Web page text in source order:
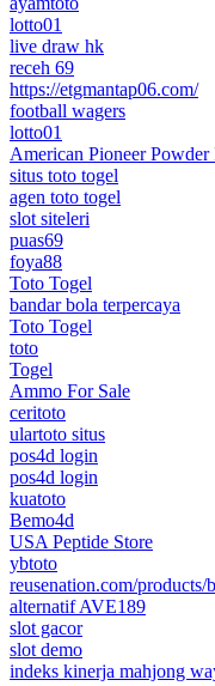
lotto01
live draw hk
receh 69
https://etgmantap06.com/
football wagers
lotto01
American Pioneer Powder
situs toto togel
agen toto togel
slot siteleri
puas69
foya88
Toto Togel
bandar bola terpercaya
Toto Togel
toto
Togel
Ammo For Sale
ceritoto
ulartoto situs
pos4d login
pos4d login
kuatoto
Bemo4d
USA Peptide Store
ybtoto
reusenation.com/products/
alternatif AVE189
slot gacor
slot demo
indeks kinerja mahjong